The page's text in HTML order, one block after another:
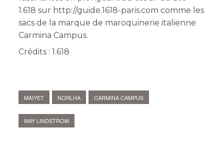
1.618 sur http://guide.1618-paris.com comme les
sacs de la marque de maroquinerie italienne
Carmina Campus.
Crédits : 1.618
MAIYET NORLHA CARMINA CAMPUS
MAY LINDSTROM